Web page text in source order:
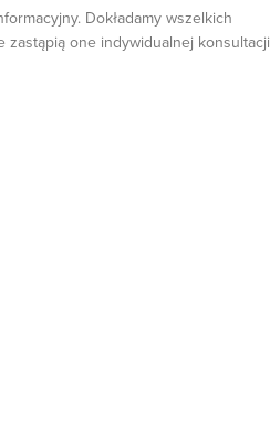
Dokładamy wszelkich
zastąpią one indywidualnej konsultacji